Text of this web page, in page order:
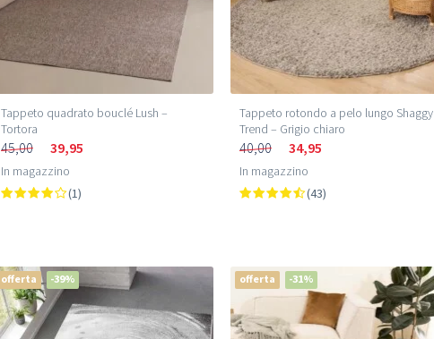
Tappeto quadrato bouclé Lush –
Tortora
45,00 39,95
In magazzino
(1)
Tappeto rotondo a pelo lungo Shaggy
Trend – Grigio chiaro
40,00 34,95
In magazzino
(43)
offerta -39% offerta -31%